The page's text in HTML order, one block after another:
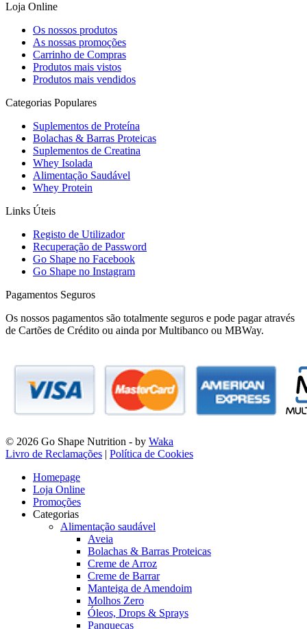
Loja Online
Os nossos produtos
As nossas promoções
Carrinho de Compras
Produtos mais vistos
Produtos mais vendidos
Categorias Populares
Suplementos de Proteína
Bolachas & Barras Proteicas
Suplementos de Creatina
Whey Isolada
Alimentação Saudável
Whey Protein
Links Úteis
Registo de Utilizador
Recuperação de Password
Go Shape no Facebook
Go Shape no Instagram
Pagamentos Seguros
Os nossos pagamentos são totalmente seguros e pode pagar através
de Cartões de Crédito ou ainda por Multibanco ou MBWay.
© 2026 Go Shape Nutrition - by Waka
Livro de Reclamações | Política de Cookies
Homepage
Loja Online
Promoções
Categorias
Alimentação saudável
Aveia
Bolachas & Barras Proteicas
Creme de Arroz
Creme de Barrar
Manteiga de Amendoim
Molhos Zero
Óleos, Drops & Sprays
Panquecas